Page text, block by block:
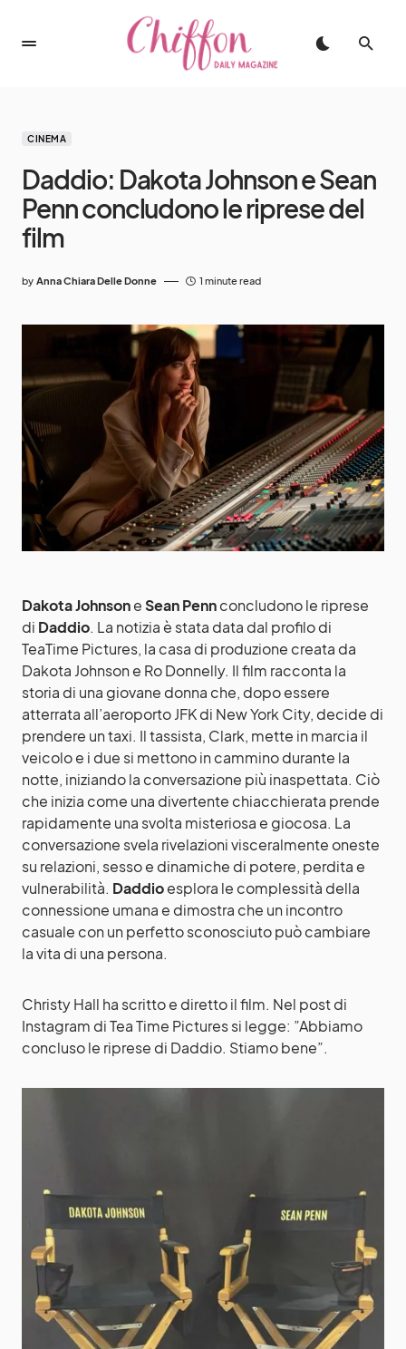
CINEMA
Daddio: Dakota Johnson e Sean
Penn concludono le riprese del
film
by Anna Chiara Delle Donne 1 minute read
Dakota JohnsoneSean Pennconcludono le riprese
di Daddio. La notizia è stata data dal profilo di
TeaTime Pictures, la casa di produzione creata da
Dakota Johnson e Ro Donnelly. Il film racconta la
storia di una giovane donna che, dopo essere
atterrata all’aeroporto JFK di New York City, decide di
prendere un taxi. Il tassista, Clark, mette in marcia il
veicolo e i due si mettono in cammino durante la
notte, iniziando la conversazione più inaspettata. Ciò
che inizia come una divertente chiacchierata prende
rapidamente una svolta misteriosa e giocosa. La
conversazione svela rivelazioni visceralmente oneste
su relazioni, sesso e dinamiche di potere, perdita e
vulnerabilità. Daddioesplora le complessità della
connessione umana e dimostra che un incontro
casuale con un perfetto sconosciuto può cambiare
la vita di una persona.
Christy Hall ha scritto e diretto il film. Nel post di
Instagram di Tea Time Pictures si legge: ”Abbiamo
concluso le riprese di Daddio. Stiamo bene”.